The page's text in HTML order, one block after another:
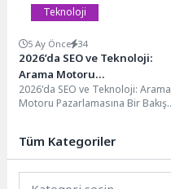
Teknoloji
5 Ay Önce 34
2026’da SEO ve Teknoloji:
Arama Motoru
Pazarlamasının Geleceği
2026'da SEO ve Teknoloji: Arama
Motoru Pazarlamasına Bir Bakış
Tüm Kategoriler